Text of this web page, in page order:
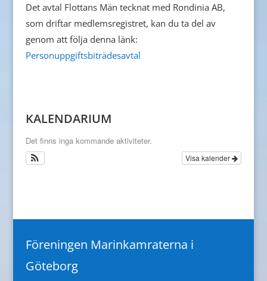
Det avtal Flottans Män tecknat med Rondinia AB,
som driftar medlemsregistret, kan du ta del av
genom att följa denna länk:
Personuppgiftsbiträdesavtal
KALENDARIUM
Det finns inga kommande aktiviteter.
Visa kalender
Föreningen Marinkamraterna i
Göteborg